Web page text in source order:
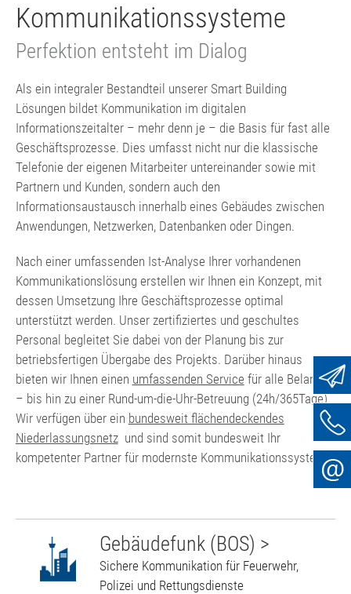
S
i
e
s
i
n
d
h
i
r
Kommunikationssysteme
Perfektion entsteht im Dialog
Als ein integraler Bestandteil unserer Smart Building
Lösungen bildet Kommunikation im digitalen
Informationszeitalter – mehr denn je – die Basis für fast alle
Geschäftsprozesse. Dies umfasst nicht nur die klassische
Telefonie der eigenen Mitarbeiter untereinander sowie mit
Partnern und Kunden, sondern auch den
Informationsaustausch innerhalb eines Gebäudes zwischen
Anwendungen, Netzwerken, Datenbanken oder Dingen.
Nach einer umfassenden Ist-Analyse Ihrer vorhandenen
Kommunikationslösung erstellen wir Ihnen ein Konzept, mit
dessen Umsetzung Ihre Geschäftsprozesse optimal
unterstützt werden. Unser zertifiziertes und geschultes
Personal begleitet Sie dabei von der Planung bis zur
betriebsfertigen Übergabe des Projekts. Darüber hinaus
bieten wir Ihnen einen umfassenden Service für alle Belange
– bis hin zu einer Rund-um-die-Uhr-Betreuung (24h/365Tage).
Wir verfügen über ein bundesweit flächendeckendes
Niederlassungsnetzund sind somit bundesweit Ihr
kompetenter Partner für modernste Kommunikationssysteme.
Gebäudefunk (BOS) >
Sichere Kommunikation für Feuerwehr,
Polizei und Rettungsdienste